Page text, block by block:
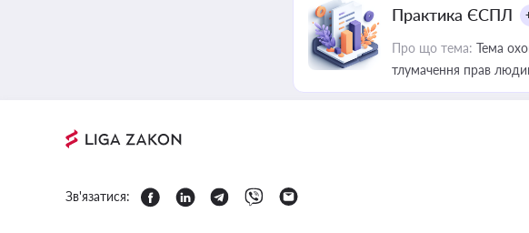
Практика ЄСПЛ
Про що тема: Тема
тлумачення прав
Зв'язатися: